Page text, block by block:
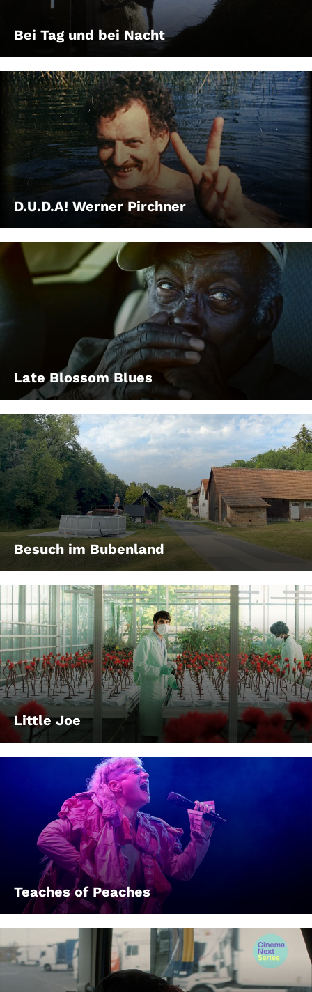
Bei Tag und bei Nacht
D.U.D.A! Werner Pirchner
Late Blossom Blues
Besuch im Bubenland
Little Joe
Teaches of Peaches